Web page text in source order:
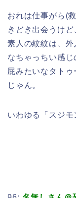
おれは仕事がら(
きどき出会うけど
素人の紋紋は、外
なちゃっちい感じ
屁みたいなタト
じゃん。
いわゆる「スジモ